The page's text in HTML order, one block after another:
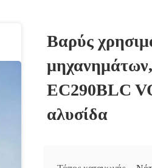
Βαρύς
EC290BLC
αλυσίδα